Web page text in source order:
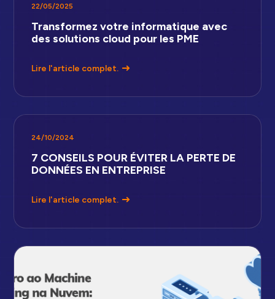
22/05/2025
Transformez votre informatique avec
des solutions cloud pour les PME
Lire l'article complet.
24/10/2024
7 CONSEILS POUR ÉVITER LA PERTE DE
DONNÉES EN ENTREPRISE
Lire l'article complet.